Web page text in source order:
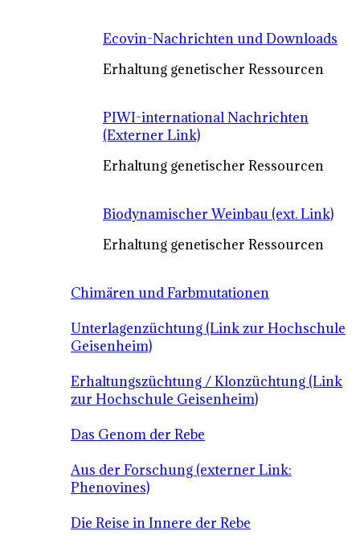
Ecovin-Nachrichten und Downloads
Erhaltung genetischer Ressourcen
PIWI-international Nachrichten
(Externer Link)
Erhaltung genetischer Ressourcen
Biodynamischer Weinbau (ext. Link)
Erhaltung genetischer Ressourcen
Chimären und Farbmutationen
Unterlagenzüchtung (Link zur Hochschule
Geisenheim)
Erhaltungszüchtung / Klonzüchtung (Link
zur Hochschule Geisenheim)
Das Genom der Rebe
Aus der Forschung (externer Link:
Phenovines)
Die Reise in Innere der Rebe